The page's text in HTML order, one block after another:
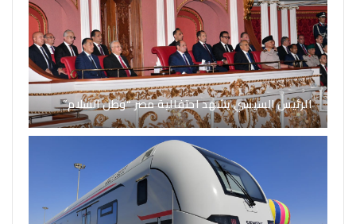
الرئيس السيسي يشهد احتفالية مصر “وطن السلام”